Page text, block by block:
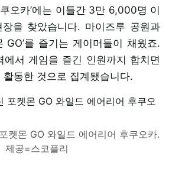
오카’에는 이틀간 3만 6,000명 이
을 찾았습니다. 마이즈루 공원과
GO’를 즐기는 게이머들이 채웠죠.
에서 게임을 즐긴 인원까지 합치면
동한 것으로 집계됐습니다.
켓몬 GO 와일드 에어리어 후쿠오카.
제공=스코플리